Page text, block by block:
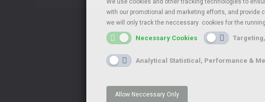
We use cookies and other tracking technologies to
with our promotional and marketing efforts, and
we will only track the neccessary cookies for the
Necessary Cookies
Analytical Statistical, Performance &
Allow Neccessary Only